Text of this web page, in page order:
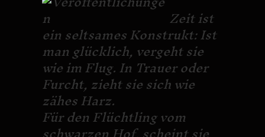
Zeit ist
ein seltsames Konstrukt: Ist
man glücklich, vergeht sie
wie im Flug. In Trauer oder
Furcht, zieht sie sich wie
zähes Harz.
Für den Flüchtling vom